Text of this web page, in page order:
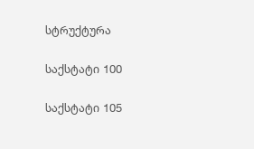
სტრუქტურა
საქსტატი 100
საქსტატი 105